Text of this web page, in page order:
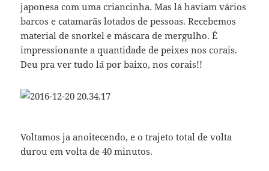
japonesa com uma criancinha. Mas lá haviam vários
barcos e catamarãs lotados de pessoas. Recebemos
material de snorkel e máscara de mergulho. É
impressionante a quantidade de peixes nos corais.
Deu pra ver tudo lá por baixo, nos corais!!
Voltamos ja anoitecendo, e o trajeto total de volta
durou em volta de 40 minutos.